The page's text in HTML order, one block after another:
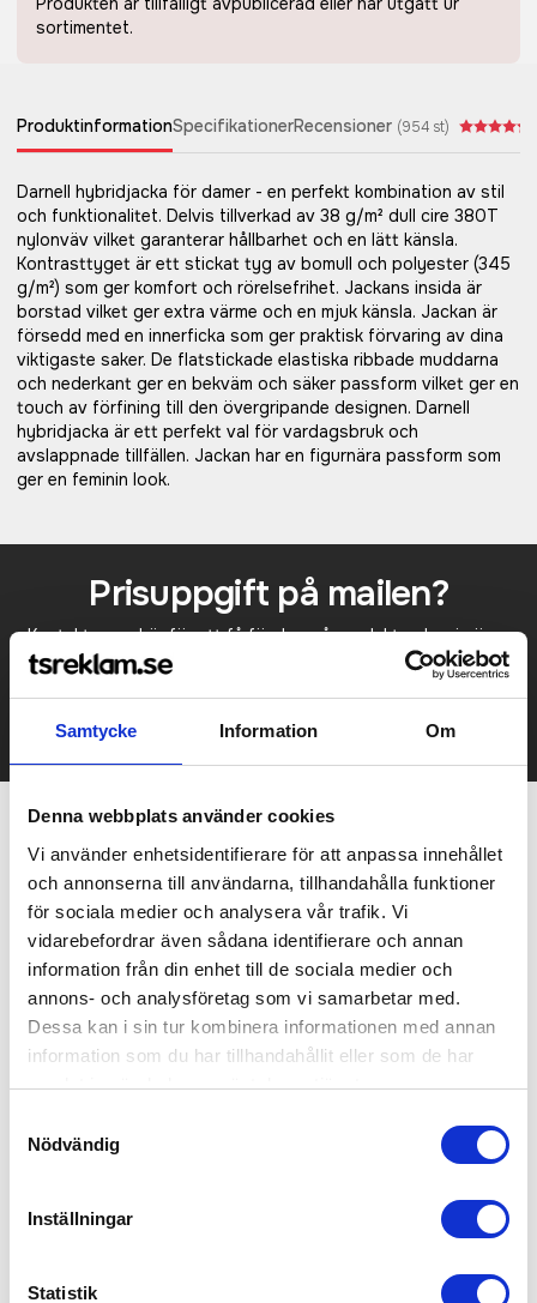
Samtycke Information Om
Denna webbplats använder cookies
Vi använder enhetsidentifierare för att anpassa innehållet
och annonserna till användarna, tillhandahålla funktioner
för sociala medier och analysera vår trafik. Vi
vidarebefordrar även sådana identifierare och annan
information från din enhet till de sociala medier och
annons- och analysföretag som vi samarbetar med.
Dessa kan i sin tur kombinera informationen med annan
information som du har tillhandahållit eller som de har
samlat in när du har använt deras tjänster.
Nödvändig
Inställningar
Statistik
sortimentet.
ProduktinformationSpecifikationerRecensioner (954 st)
Darnell hybridjacka för damer - en perfekt kombination av stil
och funktionalitet. Delvis tillverkad av 38 g/m² dull cire 380T
nylonväv vilket garanterar hållbarhet och en lätt känsla.
Kontrasttyget är ett stickat tyg av bomull och polyester (345
g/m²) som ger komfort och rörelsefrihet. Jackans insida är
borstad vilket ger extra värme och en mjuk känsla. Jackan är
försedd med en innerficka som ger praktisk förvaring av dina
viktigaste saker. De flatstickade elastiska ribbade muddarna
och nederkant ger en bekväm och säker passform vilket ger en
touch av förfining till den övergripande designen. Darnell
hybridjacka är ett perfekt val för vardagsbruk och
avslappnade tillfällen. Jackan har en figurnära passform som
ger en feminin look.
Prisuppgift på mailen?
Kontakta oss här för att få förslag på produkt och pris över
Det går också utmärkt att bara ställa frågor!
KONTAKTA OSS
Relaterade produkter